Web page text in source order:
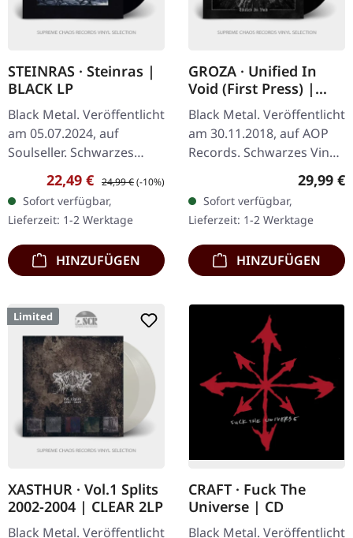
STEINRAS · Steinras |
BLACK LP
Black Metal. Veröffentlicht
am 05.07.2024, auf
Soulseller. Schwarzes
Vinyl. SIDE A: En Kald Død
(Ft. Skagg of Deathcult,
Gaahlskagg) Djevelen I…
Verkaufspreis:
22,49 € Regulärer Preis:
24,99 €(-10%)
Sofort verfügbar,
Lieferzeit: 1-2 Werktage
HINZUFÜGEN
GROZA · Unified In
Void (First Press) |
BLACK LP
Black Metal. Veröffentlicht
am 30.11.2018, auf AOP
Records. Schwarzes Vinyl
im Cover mit UV-Spot-
Lackierung und dickem
bedrucktem Innenhüllen.
…
29,99 €
Sofort verfügbar,
Lieferzeit: 1-2 Werktage
HINZUFÜGEN
Limited
XASTHUR · Vol.1 Splits
2002-2004 | CLEAR 2LP
Black Metal. Veröffentlicht
CRAFT · Fuck The
Universe | CD
Black Metal. Veröffentlicht